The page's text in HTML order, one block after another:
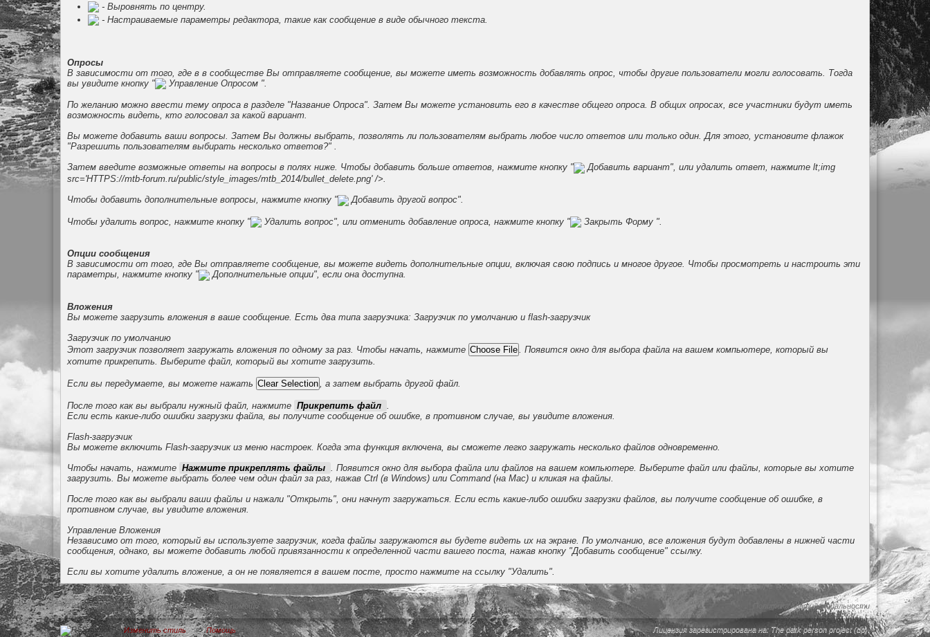
- Выровнять по центру.
- Настраиваемые параметры редактора, такие как сообщение в виде обычного текста.
Опросы
В зависимости от того, где в в сообществе Вы отправляете сообщение, вы можете иметь возможность добавлять опрос, чтобы другие пользователи могли голосовать. Тогда
вы увидите кнопку "
Управление Опросом ".
По желанию можно ввести тему опроса в разделе "Название Опроса". Затем Вы можете установить его в качестве общего опроса. В общих опросах, все участники будут иметь
возможность видеть, кто голосовал за какой вариант.
Вы можете добавить ваши вопросы. Затем Вы должны выбрать, позволять ли пользователям выбрать любое число ответов или только один. Для этого, установите флажок
"Разрешить пользователям выбирать несколько ответов?" .
Затем введите возможные ответы на вопросы в полях ниже. Чтобы добавить больше ответов, нажмите кнопку "
Добавить вариант", или удалить ответ, нажмите lt;img
src='HTTPS://mtb-forum.ru/public/style_images/mtb_2014/bullet_delete.png' />.
Чтобы добавить дополнительные вопросы, нажмите кнопку "
Добавить другой вопрос".
Чтобы удалить вопрос, нажмите кнопку " Удалить вопрос", или отменить добавление опроса, нажмите кнопку " Закрыть Форму ".
Опции сообщения
В зависимости от того, где Вы отправляете сообщение, вы можете видеть дополнительные опции, включая свою подпись и многое другое. Чтобы просмотреть и настроить эти
параметры, нажмите кнопку "
Дополнительные опции", если она доступна.
Вложения
Вы можете загрузить вложения в ваше сообщение. Есть два типа загрузчика: Загрузчик по умолчанию и flash-загрузчик
Загрузчик по умолчанию
Этот загрузчик позволяет загружать вложения по одному за раз. Чтобы начать, нажмите
. Появится окно для выбора файла на вашем компьютере, который вы
хотите прикрепить. Выберите файл, который вы хотите загрузить.
Если вы передумаете, вы можете нажать , а затем выбрать другой файл.
После того как вы выбрали нужный файл, нажмите Прикрепить файл
Если есть какие-либо ошибки загрузки файла, вы получите сообщение об ошибке, в противном случае, вы увидите вложения.
Flash-загрузчик
Вы можете включить Flash-загрузчик из меню настроек. Когда эта функция включена, вы сможете легко загружать несколько файлов одновременно.
Чтобы начать, нажмите Нажмите прикреплять файлы
. Появится окно для выбора файла или файлов на вашем компьютере. Выберите файл или файлы, которые вы хотите
загрузить. Вы можете выбрать более чем один файл за раз, нажав Ctrl (в Windows) или Command (на Mac) и кликая на файлы.
После того как вы выбрали ваши файлы и нажали "Открыть", они начнут загружаться. Если есть какие-либо ошибки загрузки файлов, вы получите сообщение об ошибке, в
противном случае, вы увидите вложения.
Управление Вложения
Независимо от того, который вы используете загрузчик, когда файлы загружаются вы будете видеть их на экране. По умолчанию, все вложения будут добавлены в нижней части
сообщения, однако, вы можете добавить любой привязанности к определенной части вашего поста, нажав кнопку "Добавить сообщение" ссылку.
Если вы хотите удалить вложение, а он не появляется в вашем посте, просто нажмите на ссылку "Удалить".
MTB-FoRuM → Разделы помощи → Раздел помощи Политика Конфиденциальности
Изменить стиль Помощь Лицензия зарегистрирована на: The dark person project (dp).